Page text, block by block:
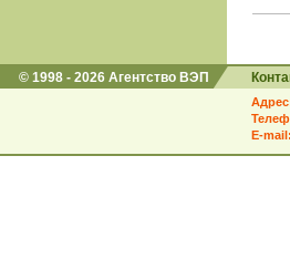
© 1998 - 2026 Агентство ВЭП
E-mail: